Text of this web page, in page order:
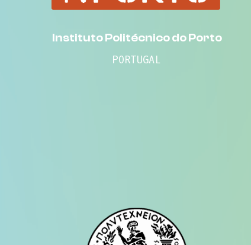
Instituto Politécnico do Porto
PORTUGAL